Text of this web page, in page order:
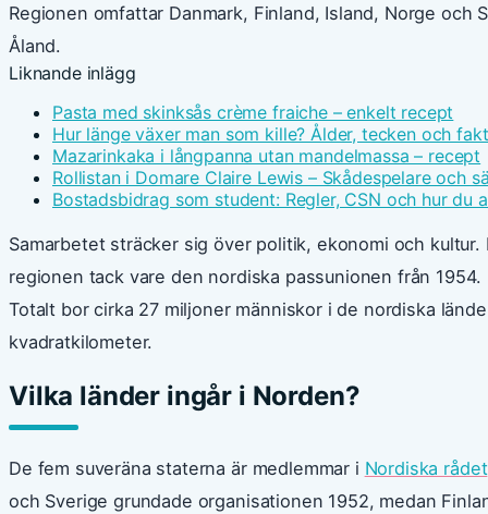
Regionen omfattar Danmark, Finland, Island, Norge och
Åland.
Liknande inlägg
Pasta med skinksås crème fraiche – enkelt recept
Hur länge växer man som kille? Ålder, tecken och
Mazarinkaka i långpanna utan mandelmassa – recept
Rollistan i Domare Claire Lewis – Skådespelare och
Bostadsbidrag som student: Regler, CSN och hur du
Samarbetet sträcker sig över politik, ekonomi och
regionen tack vare den nordiska passunionen från 1954.
Totalt bor cirka 27 miljoner människor i de nordiska
kvadratkilometer.
Vilka länder ingår i Norden?
De fem suveräna staterna är medlemmar i Nordiska rådet
och Sverige grundade organisationen 1952, medan